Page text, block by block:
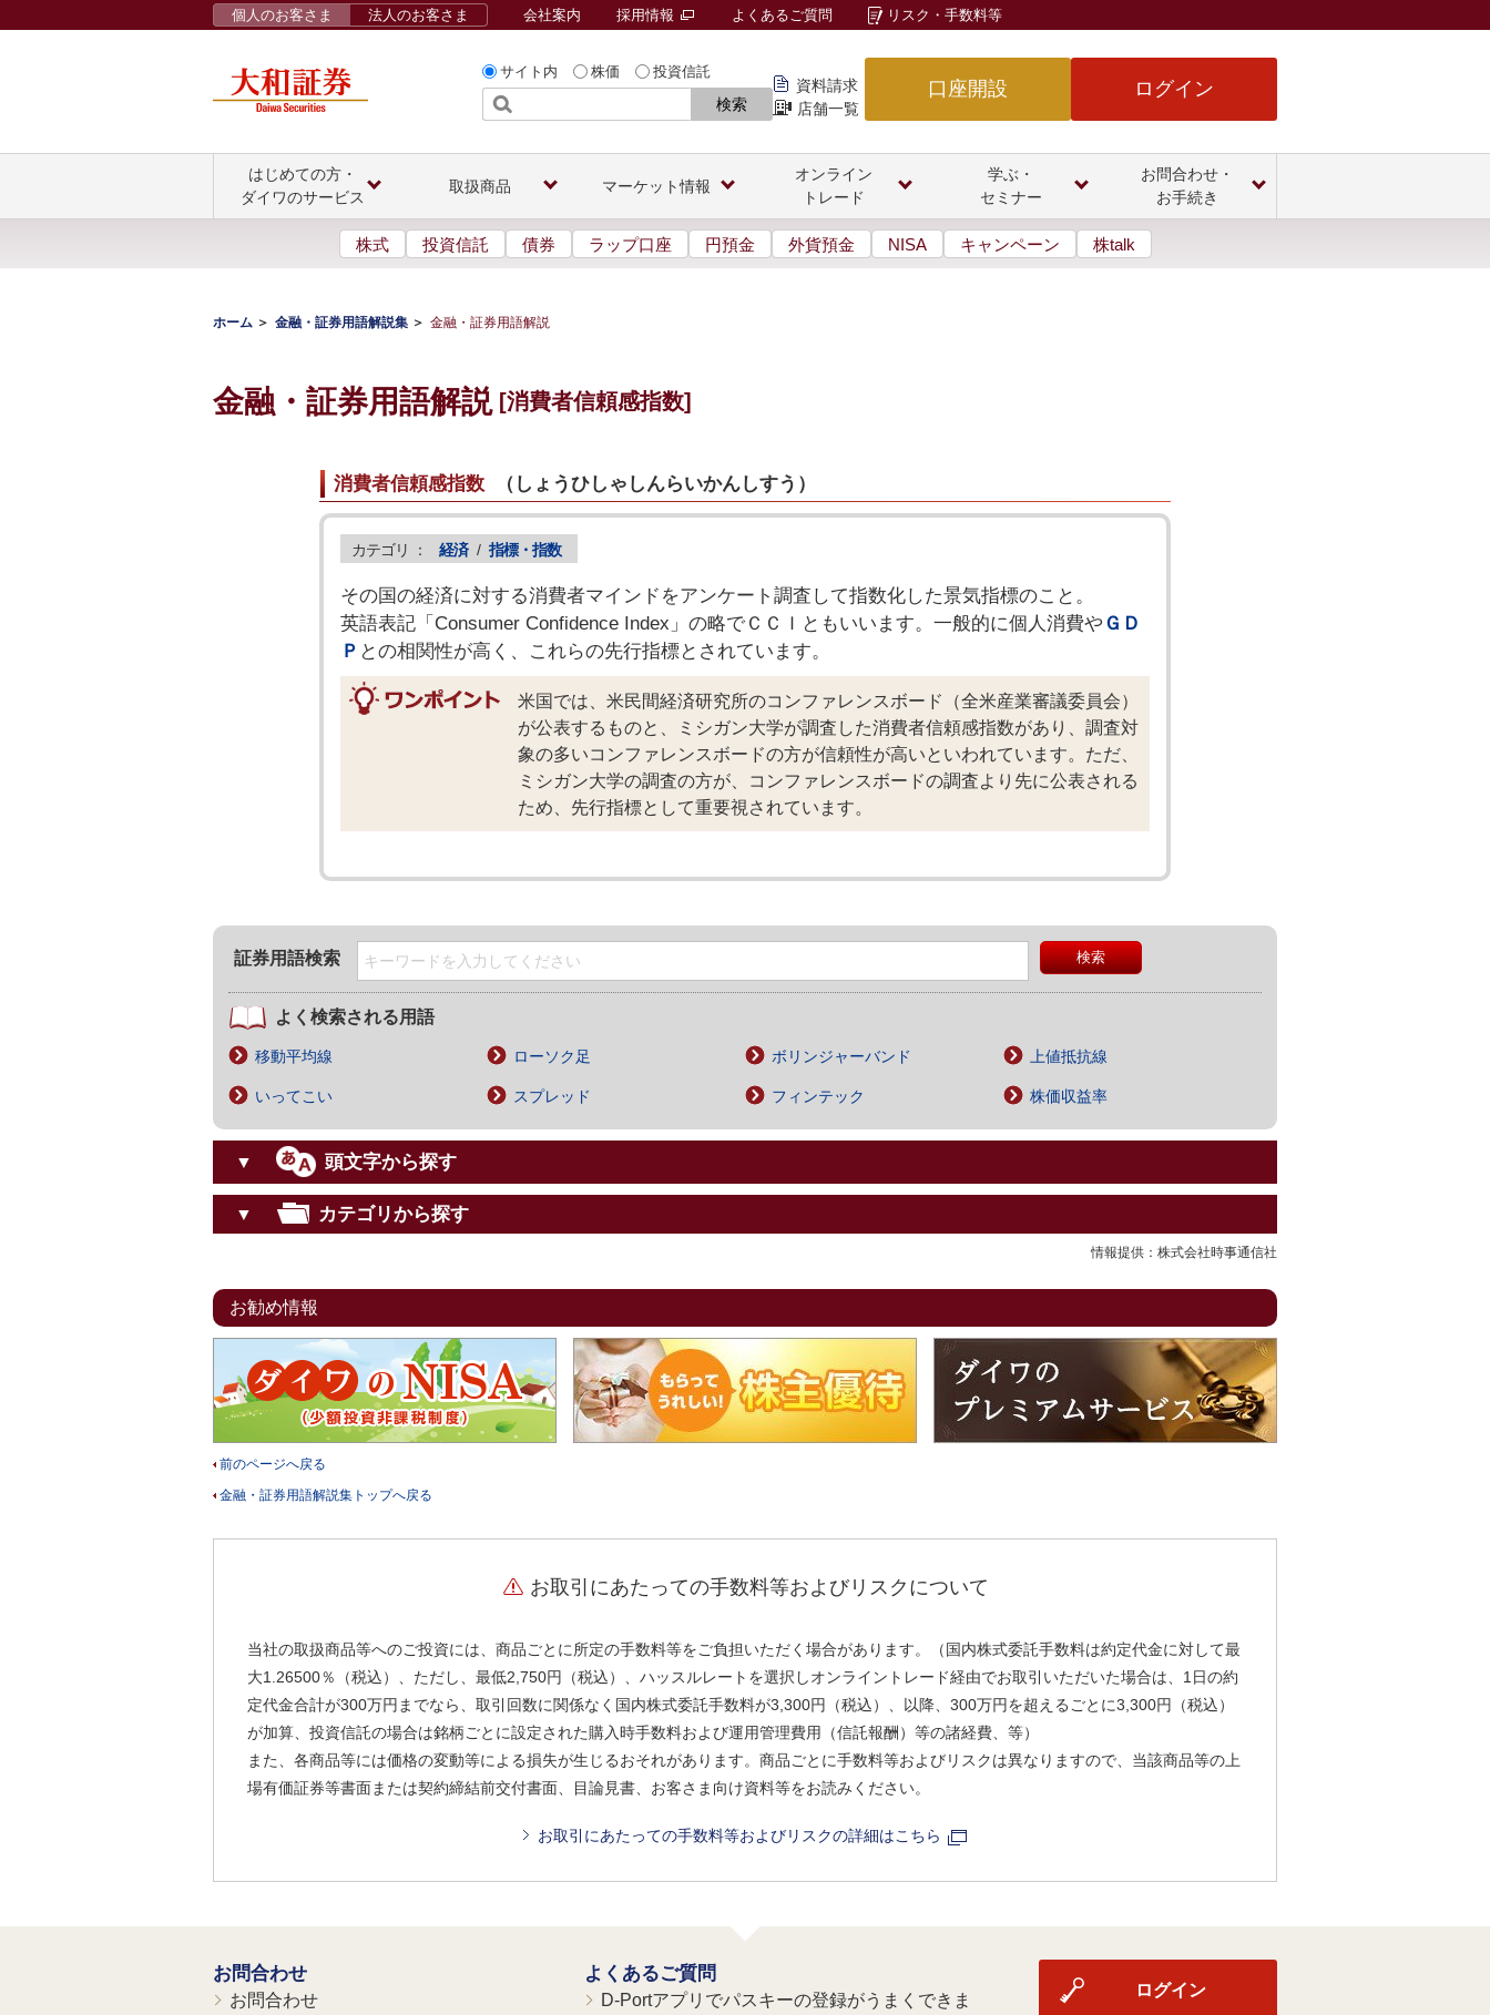
サイト内 株価 投資信託
検索
資料請求
店舗一覧
口座開設 ログイン
個人のお客さま 法人のお客さま 会社案内 採用情報 よくあるご質問 リスク・手数料等
はじめての方・
ダイワのサービス
取扱商品 マーケット情報
オンライン
トレード
学ぶ・
セミナー
お問合わせ・
お手続き
株式 投資信託 債券 ラップ口座 円預金 外貨預金 NISA キャンペーン 株talk
ホーム 金融・証券用語解説集 金融・証券用語解説
金融・証券用語解説 [消費者信頼感指数]
消費者信頼感指数 （ しょうひしゃしんらいかんしすう ）
カテゴリ ： 経済 / 指標・指数
その国の経済に対する消費者マインドをアンケート調査して指数化した景気指標のこと。
英語表記「Consumer Confidence Index」の略でＣＣＩともいいます。一般的に個人消費や ＧＤ
Ｐ との相関性が高く、これらの先行指標とされています。
米国では、米民間経済研究所のコンファレンスボード（全米産業審議委員会）
が公表するものと、ミシガン大学が調査した消費者信頼感指数があり、調査対
象の多いコンファレンスボードの方が信頼性が高いといわれています。ただ、
ミシガン大学の調査の方が、コンファレンスボードの調査より先に公表される
ため、先行指標として重要視されています。
証券用語検索
よく検索される用語
移動平均線 ローソク足 ボリンジャーバンド 上値抵抗線
いってこい スプレッド フィンテック 株価収益率
▼ 頭文字から探す
▼ カテゴリから探す
情報提供：株式会社時事通信社
お勧め情報
前のページへ戻る
金融・証券用語解説集トップへ戻る
お取引にあたっての手数料等およびリスクについて
当社の取扱商品等へのご投資には、商品ごとに所定の手数料等をご負担いただく場合があります。（国内株式委託手数料は約定代金に対して最
大1.26500％（税込）、ただし、最低2,750円（税込）、ハッスルレートを選択しオンライントレード経由でお取引いただいた場合は、1日の約
定代金合計が300万円までなら、取引回数に関係なく国内株式委託手数料が3,300円（税込）、以降、300万円を超えるごとに3,300円（税込）
が加算、投資信託の場合は銘柄ごとに設定された購入時手数料および運用管理費用（信託報酬）等の諸経費、等）
また、各商品等には価格の変動等による損失が生じるおそれがあります。商品ごとに手数料等およびリスクは異なりますので、当該商品等の上
場有価証券等書面または契約締結前交付書面、目論見書、お客さま向け資料等をお読みください。
お取引にあたっての手数料等およびリスクの詳細はこちら
お問合わせ
お問合わせ
よくあるご質問
D-Portアプリでパスキーの登録がうまくできま
ログイン